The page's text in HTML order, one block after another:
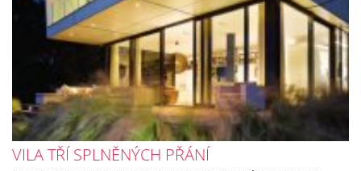
VILA TŘÍ SPLNĚNÝCH PŘÁNÍ